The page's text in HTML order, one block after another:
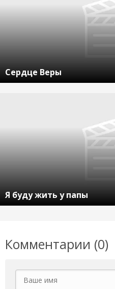
Сердце Веры
Я буду жить у папы
Комментарии (0)